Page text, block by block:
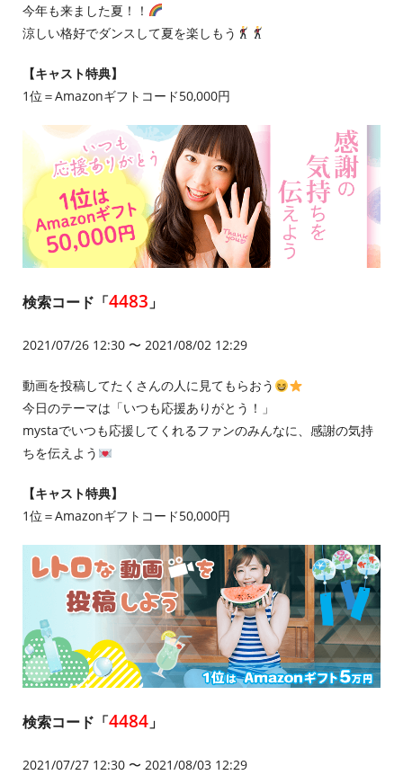
今年も来ました夏！！
涼しい格好でダンスして夏を楽しもう
【キャスト特典】
1位＝Amazonギフトコード50,000円
検索コード「4483 」
2021/07/26 12:30 〜 2021/08/02 12:29
動画を投稿してたくさんの人に見てもらおう
今日のテーマは「いつも応援ありがとう！」
mystaでいつも応援してくれるファンのみんなに、感謝の気持
ちを伝えよう
【キャスト特典】
1位＝Amazonギフトコード50,000円
検索コード「4484 」
2021/07/27 12:30 〜 2021/08/03 12:29